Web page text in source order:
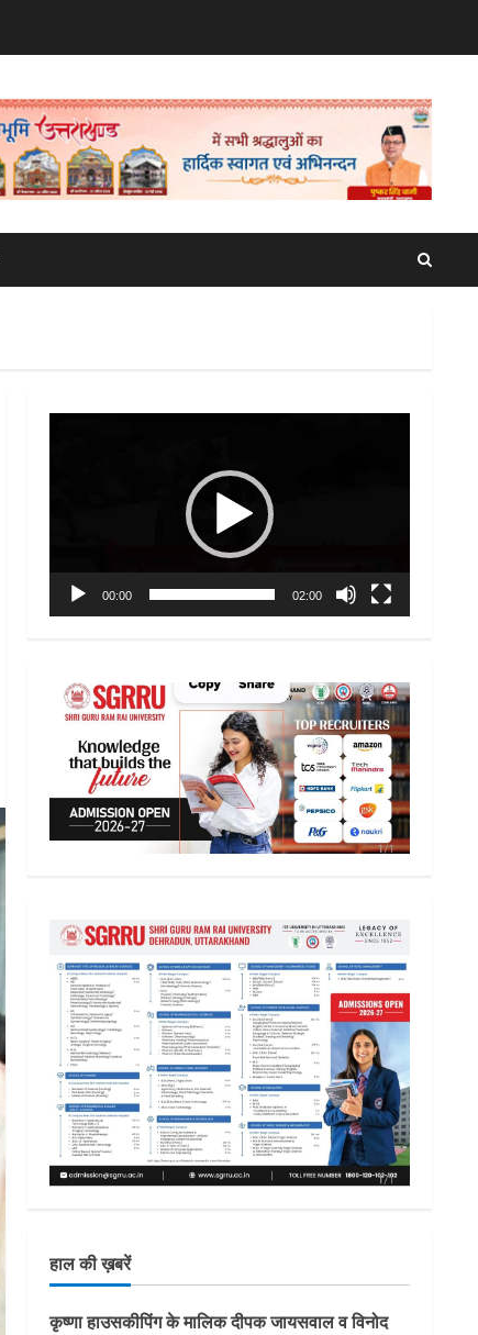
00:00 02:00
हाल की ख़बरें
कृष्णा हाउसकीपिंग के मालिक दीपक जायसवाल व विनोद